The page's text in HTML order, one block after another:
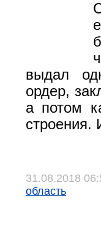
выдал
ордер,
а потом
31.08.2018
область